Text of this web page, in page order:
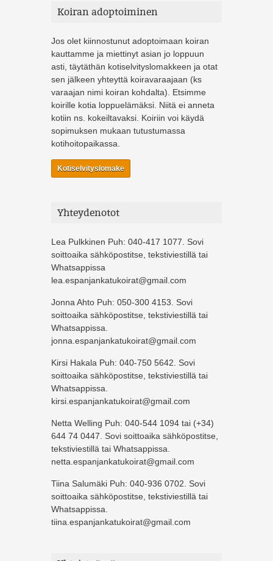
Koiran adoptoiminen
Jos olet kiinnostunut adoptoimaan koiran
kauttamme ja miettinyt asian jo loppuun
asti, täytäthän kotiselvityslomakkeen ja otat
sen jälkeen yhteyttä koiravaraajaan (ks
varaajan nimi koiran kohdalta). Etsimme
koirille kotia loppuelämäksi. Niitä ei anneta
kotiin ns. kokeiltavaksi. Koiriin voi käydä
sopimuksen mukaan tutustumassa
kotihoitopaikassa.
Kotiselvityslomake
Yhteydenotot
Lea Pulkkinen Puh: 040-417 1077. Sovi
soittoaika sähköpostitse, tekstiviestillä tai
Whatsappissa
lea.espanjankatukoirat@gmail.com
Jonna Ahto Puh: 050-300 4153. Sovi
soittoaika sähköpostitse, tekstiviestillä tai
Whatsappissa.
jonna.espanjankatukoirat@gmail.com
Kirsi Hakala Puh: 040-750 5642. Sovi
soittoaika sähköpostitse, tekstiviestillä tai
Whatsappissa.
kirsi.espanjankatukoirat@gmail.com
Netta Welling Puh: 040-544 1094 tai (+34)
644 74 0447. Sovi soittoaika sähköpostitse,
tekstiviestillä tai Whatsappissa.
netta.espanjankatukoirat@gmail.com
Tiina Salumäki Puh: 040-936 0702. Sovi
soittoaika sähköpostitse, tekstiviestillä tai
Whatsappissa.
tiina.espanjankatukoirat@gmail.com